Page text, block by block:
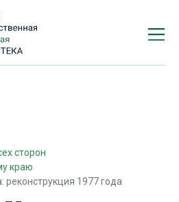
сторон
краю
1977 года